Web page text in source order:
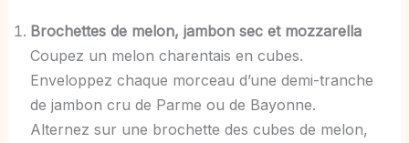
Brochettes de melon, jambon sec et mozzarella
Coupez un melon charentais en cubes.
Enveloppez chaque morceau d’une demi-tranche
de jambon cru de Parme ou de Bayonne.
Alternez sur une brochette des cubes de melon,